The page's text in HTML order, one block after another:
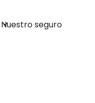
Nuestro seguro